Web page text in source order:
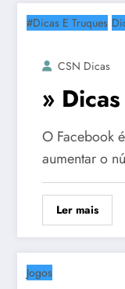
#Dicas E Truques
CSN Dicas
»
O Facebook
aumentar o
Ler mais
Jogos